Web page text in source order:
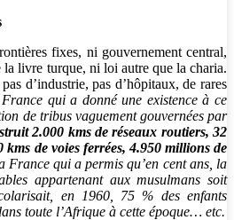
fixes, ni gouvernement central,
livre turque, ni loi autre que la charia.
d’industrie, pas d’hôpitaux, de rares
France qui a donné une existence à ce
de tribus vaguement gouvernées par
2.000 kms de réseaux routiers, 32
kms de voies ferrées, 4.950 millions de
France qui a permis qu’en cent ans, la
appartenant aux musulmans soit
en 1960, 75 % des enfants
toute l’Afrique à cette époque… etc.